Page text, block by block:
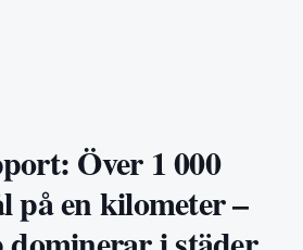
Över 1 000
på en kilometer –